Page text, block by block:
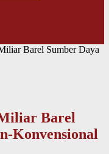
Barel Sumber Daya
Barel
Konvensional